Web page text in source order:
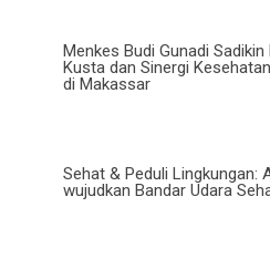
Menkes Budi Gunadi
Kusta dan Sinergi
di Makassar
Sehat & Peduli Lingkungan:
wujudkan Bandar Udara